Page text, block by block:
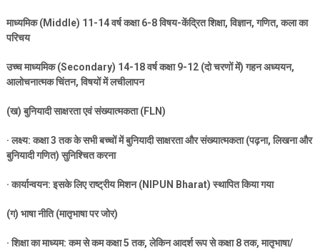
माध्यमिक (Middle) 11-14वर्ष कक्षा6-8विषय-केंद्रित शिक्षा,विज्ञान,गणित,कला का
परिचय
उच्च माध्यमिक (Secondary) 14-18वर्ष कक्षा9-12 (दो चरणों में) गहन अध्ययन,
आलोचनात्मक चिंतन,विषयों में लचीलापन
(ख) बुनियादी साक्षरता एवं संख्यात्मकता (FLN)
·लक्ष्य: कक्षा3तक के सभी बच्चों में बुनियादी साक्षरता और संख्यात्मकता (पढ़ना,लिखना और
बुनियादी गणित) सुनिश्चित करना
·कार्यान्वयन: इसके लिए राष्ट्रीय मिशन (NIPUN Bharat)स्थापित किया गया
(ग) भाषा नीति (मातृभाषा पर जोर)
·शिक्षा का माध्यम: कम से कम कक्षा5तक,लेकिन आदर्श रूप से कक्षा8तक,मातृभाषा/